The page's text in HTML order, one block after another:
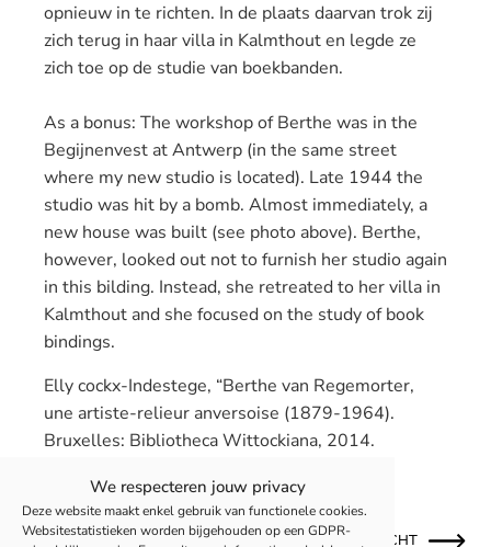
We respecteren jouw privacy
Deze website maakt enkel gebruik van functionele cookies.
Websitestatistieken worden bijgehouden op een GDPR-
opnieuw in te richten. In de plaats daarvan trok zij
zich terug in haar villa in Kalmthout en legde ze
zich toe op de studie van boekbanden.
As a bonus: The workshopof Berthe was in the
Begijnenvest at Antwerp (in the same street
where my new studio is located). Late 1944 the
studiowas hit by a bomb. Almost immediately, a
new house was built (see photo above). Berthe,
however, lookedout notto furnish her studio again
in this bilding. Instead, she retreated to her villa in
Kalmthout and she focused on the study of book
bindings.
Elly cockx-Indestege, “Berthe van Regemorter,
une artiste-relieur anversoise (1879-1964).
Bruxelles: Bibliotheca Wittockiana, 2014.
OUDER BERICHT NIEUWER BERICHT